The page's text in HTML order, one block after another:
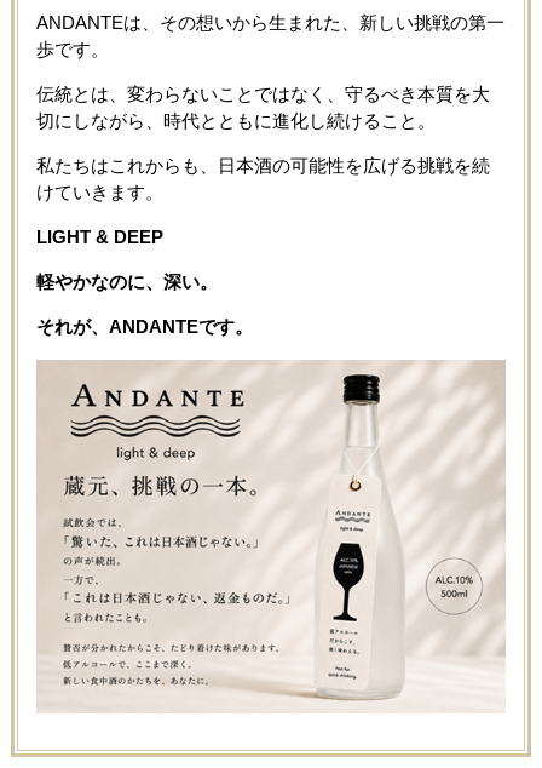
ANDANTEは、その想いから生まれた、新しい挑戦の第一
歩です。
伝統とは、変わらないことではなく、守るべき本質を大
切にしながら、時代とともに進化し続けること。
私たちはこれからも、日本酒の可能性を広げる挑戦を続
けていきます。
LIGHT & DEEP
軽やかなのに、深い。
それが、ANDANTEです。